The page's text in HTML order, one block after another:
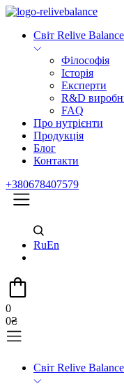
Світ Relive Balance
Філософія
Історія
Експерти
R&D
FAQ
Про нутрієнти
Продукція
Блог
Контакти
+380678407579
RuEn
0
0₴
Світ Relive Balance